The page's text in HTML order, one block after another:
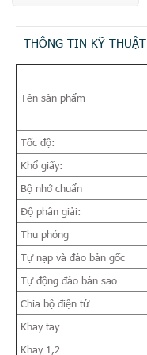
THÔNG TIN KỸ THUẬT
Tên sản phẩm
Tốc độ:
Khổ giấy:
Bộ nhớ chuẩn
Độ phân giải:
Thu phóng
Tự nạp và đảo bản gốc
Tự động đảo bản sao
Chia bộ điện tử
Khay tay
Khay 1,2